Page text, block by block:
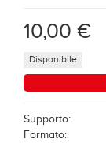
10,00 €
Disponibile
Supporto:
Formato: